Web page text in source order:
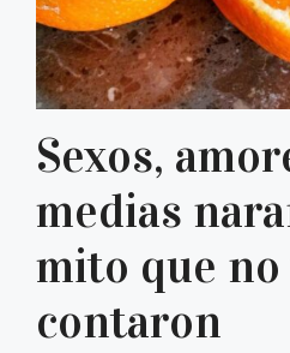
Sexos,
medias
mito que no
contaron